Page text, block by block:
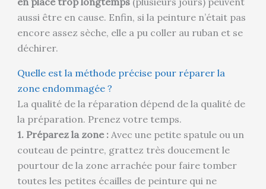
aussi être en cause. Enfin, si la peinture n’était pas
encore assez sèche, elle a pu coller au ruban et se
déchirer.
Quelle est la méthode précise pour réparer la
zone endommagée ?
La qualité de la réparation dépend de la qualité de
la préparation. Prenez votre temps.
1. Préparez la zone :Avec une petite spatule ou un
couteau de peintre, grattez très doucement le
pourtour de la zone arrachée pour faire tomber
toutes les petites écailles de peinture qui ne